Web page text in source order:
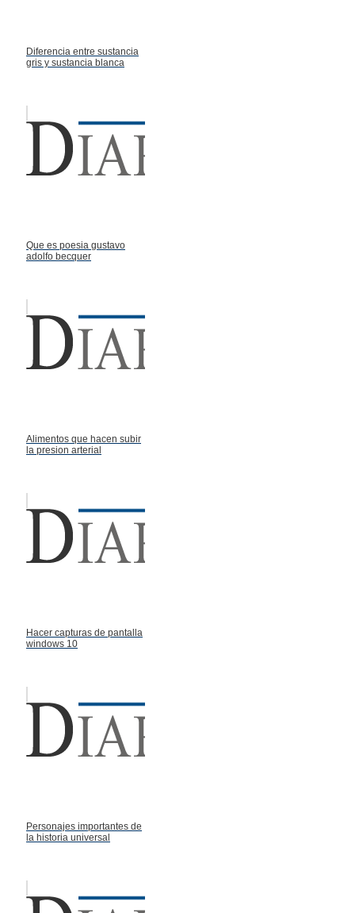
Diferencia entre sustancia
gris y sustancia blanca
Que es poesia gustavo
adolfo becquer
Alimentos que hacen subir
la presion arterial
Hacer capturas de pantalla
windows 10
Personajes importantes de
la historia universal